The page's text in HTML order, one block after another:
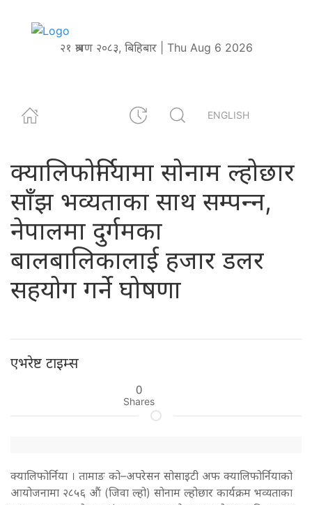
२१ श्रावण २०८३, बिहिबार | Thu Aug 6 2026
ENGLISH
क्यालिफोर्नियामा सोनाम ल्होछार
साँझ भव्यताका साथ सम्पन्‍न,
नेपालमा दुर्गमका
बालबालिकालाई हजार डलर
सहयोग गर्ने घोषणा
एभरेष्ट टाइम्स
0
Shares
क्यालिफोर्निया । तामाङ को–अपरेसन सोसाइटी अफ क्यालिफोर्नियाको
आयोजनामा २८५६ औं (जिवा ल्हो) सोनाम ल्होछार कार्यक्रम भव्यताका